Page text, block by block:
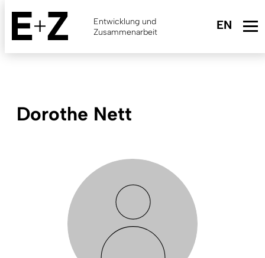
Skip
main
content
Entwicklung und
Zusammenarbeit
Dorothe Nett